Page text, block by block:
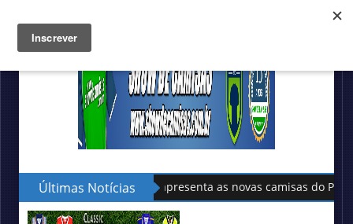
Últimas Notícias
Sudu apresenta as novas camisas do País de Gales